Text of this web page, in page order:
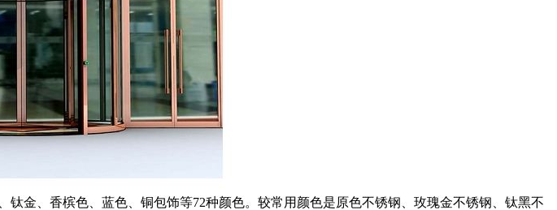
金、香槟色、蓝色、铜包饰等72种颜色。较常用颜色是原色不锈钢、玫瑰金不锈钢、钛黑不